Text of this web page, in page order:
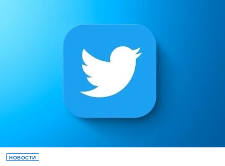
НОВОСТИ